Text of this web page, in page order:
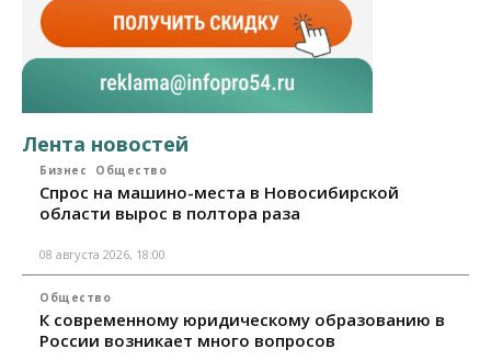
Лента новостей
Бизнес Общество
Спрос на машино-места в Новосибирской
области вырос в полтора раза
08 августа 2026, 18:00
Общество
К современному юридическому образованию в
России возникает много вопросов